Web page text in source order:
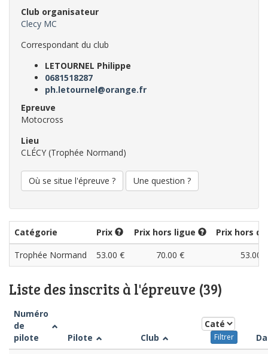
Club organisateur
Clecy MC
Correspondant du club
LETOURNEL Philippe
0681518287
ph.letournel@orange.fr
Epreuve
Motocross
Lieu
CLÉCY (Trophée Normand)
Où se situe l'épreuve ? Une question ?
Catégorie Prix Prix hors ligue
Prix hors
Trophée Normand
53.00 € 70.00 € 53.00 €
Liste des inscrits à l'épreuve (39)
Numéro
de
pilote
Pilote Club Filtrer